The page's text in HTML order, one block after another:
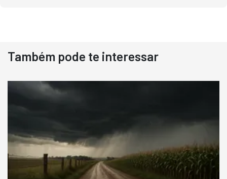
Destaque
Usado
Pá Carregadeira Cat 966
R$ 145.000
Também pode te interessar